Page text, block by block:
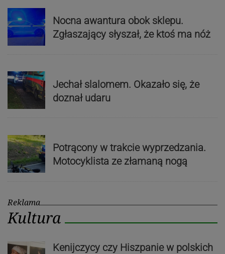
Nocna awantura obok sklepu.
Zgłaszający słyszał, że ktoś ma nóż
Jechał slalomem. Okazało się, że
doznał udaru
Potrącony w trakcie wyprzedzania.
Motocyklista ze złamaną nogą
Reklama
Kultura
Kenijczycy czy Hiszpanie w polskich